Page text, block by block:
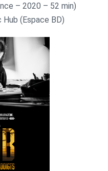
– 2020 – 52 min)
(Espace BD)